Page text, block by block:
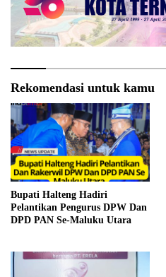
Rekomendasi untuk kamu
Bupati Halteng Hadiri
Pelantikan Pengurus DPW Dan
DPD PAN Se-Maluku Utara